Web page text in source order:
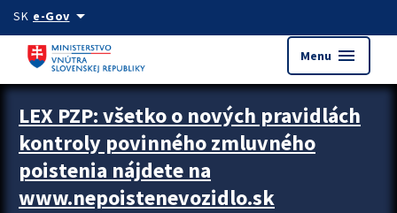
Preskocit na hlavný obsah
SK e-Govarrow_drop_down
Menu menu
Zastavit automatický posun upútavok
LEX PZP: všetko o nových pravidlách
kontroly povinného zmluvného
poistenia nájdete na
www.nepoistenevozidlo.sk